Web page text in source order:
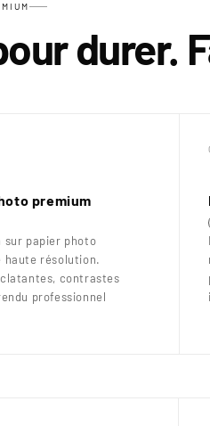
durer.
premium
sur papier photo
haute résolution.
contrastes
professionnel